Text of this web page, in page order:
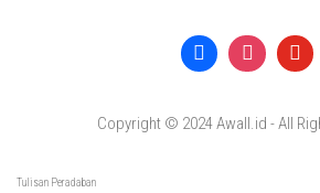
Copyright © 2024 Awall.id - All
Tulisan Peradaban